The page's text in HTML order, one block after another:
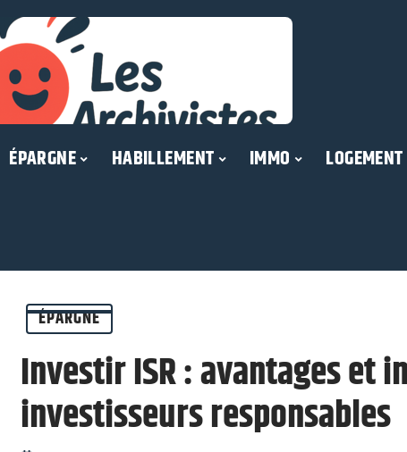
ÉPARGNE HABILLEMENT IMMO LOGEMENT
ÉPARGNE
Investir ISR : avantages et
investisseurs responsables